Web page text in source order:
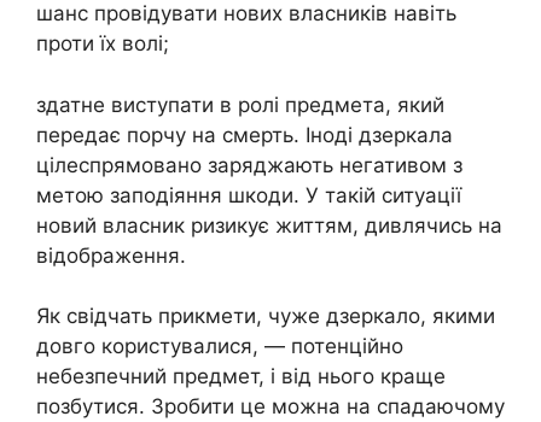
шанс провідувати нових власників навіть
проти їх волі;
здатне виступати в ролі предмета, який
передає порчу на смерть. Іноді дзеркала
цілеспрямовано заряджають негативом з
метою заподіяння шкоди. У такій ситуації
новий власник ризикує життям, дивлячись на
відображення.
Як свідчать прикмети, чуже дзеркало, якими
довго користувалися, — потенційно
небезпечний предмет, і від нього краще
позбутися. Зробити це можна на спадаючому